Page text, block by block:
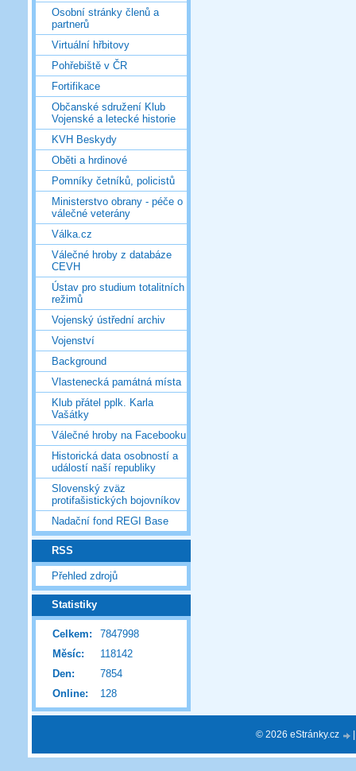
Osobní stránky členů a
partnerů
Virtuální hřbitovy
Pohřebiště v ČR
Fortifikace
Občanské sdružení Klub
Vojenské a letecké historie
KVH Beskydy
Oběti a hrdinové
Pomníky četníků, policistů
Ministerstvo obrany - péče o
válečné veterány
Válka.cz
Válečné hroby z databáze
CEVH
Ústav pro studium totalitních
režimů
Vojenský ústřední archiv
Vojenství
Background
Vlastenecká památná místa
Klub přátel pplk. Karla
Vašátky
Válečné hroby na Facebooku
Historická data osobností a
událostí naší republiky
Slovenský zväz
protifašistických bojovníkov
Nadační fond REGI Base
RSS
Přehled zdrojů
Statistiky
Online: 128
Celkem:
7847998
Měsíc:
118142
Den:
7854
© 2026 eStránky.cz